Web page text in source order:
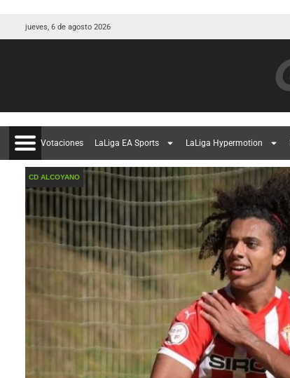
jueves, 6 de agosto 2026
Votaciones LaLiga EA Sports LaLiga Hypermotion
CD ALCOYANO